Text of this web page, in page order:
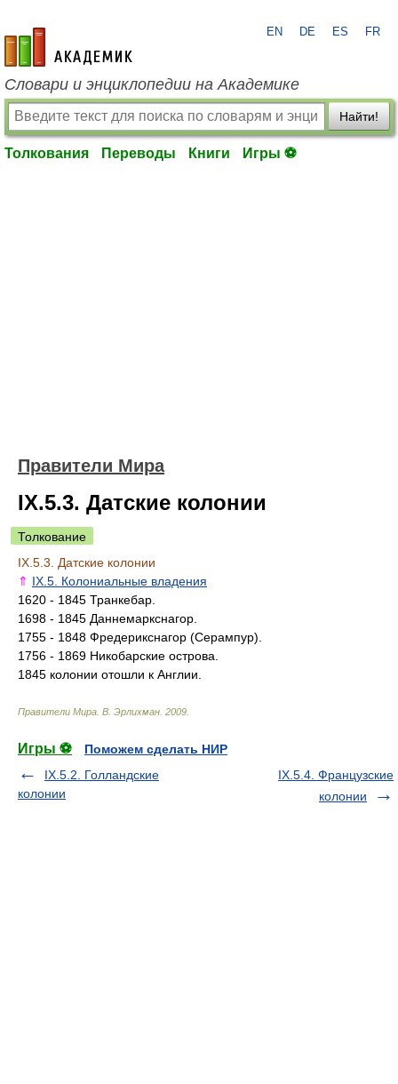
academic.ru
EN DE ES FR
Словари и энциклопедии на Академике
Найти!
Толкования Переводы Книги Игры ⚽
Правители Мира
IX.5.3. Датские колонии
Толкование
IX.5.3. Датские колонии
⇑ IX.5. Колониальные владения
1620 - 1845 Транкебар.
1698 - 1845 Даннемаркснагор.
1755 - 1848 Фредерикснагор (Серампур).
1756 - 1869 Никобарские острова.
1845 колонии отошли к Англии.
Правители Мира В. Эрлихман 2009
Игры ⚽
Поможем сделать НИР
IX.5.2. Голландские
колонии
IX.5.4. Французские
колонии